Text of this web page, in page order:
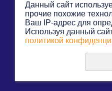
Смотреть на карте
© 2012—2023. Все
Данный сайт
прочие похожие
Ваш IP-адрес для
Используя данный
политикой